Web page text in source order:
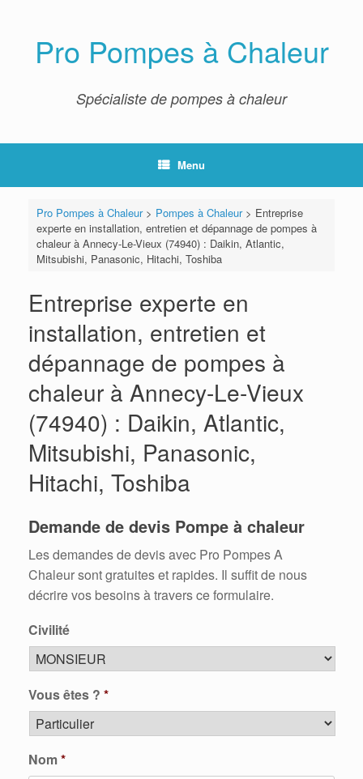
Pro Pompes à Chaleur
Spécialiste de pompes à chaleur
Menu
Pro Pompes à Chaleur> Pompes à Chaleur> Entreprise
experte en installation, entretien et dépannage de pompes à
chaleur à Annecy-Le-Vieux (74940) : Daikin, Atlantic,
Mitsubishi, Panasonic, Hitachi, Toshiba
Entreprise experte en
installation, entretien et
dépannage de pompes à
chaleur à Annecy-Le-Vieux
(74940) : Daikin, Atlantic,
Mitsubishi, Panasonic,
Hitachi, Toshiba
Demande de devis Pompe à chaleur
Les demandes de devis avec Pro Pompes A
Chaleur sont gratuites et rapides. Il suffit de nous
décrire vos besoins à travers ce formulaire.
Civilité
Vous êtes ? *
Nom*